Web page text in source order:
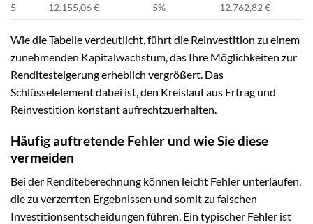
5
12.155,06 € 5% 12.762,82 €
Wie die Tabelle verdeutlicht, führt die Reinvestition zu einem
zunehmenden Kapitalwachstum, das Ihre Möglichkeiten zur
Renditesteigerung erheblich vergrößert. Das
Schlüsselelement dabei ist, den Kreislauf aus Ertrag und
Reinvestition konstant aufrechtzuerhalten.
Häufig auftretende Fehler und wie Sie diese
vermeiden
Bei der Renditeberechnung können leicht Fehler unterlaufen,
die zu verzerrten Ergebnissen und somit zu falschen
Investitionsentscheidungen führen. Ein typischer Fehler ist